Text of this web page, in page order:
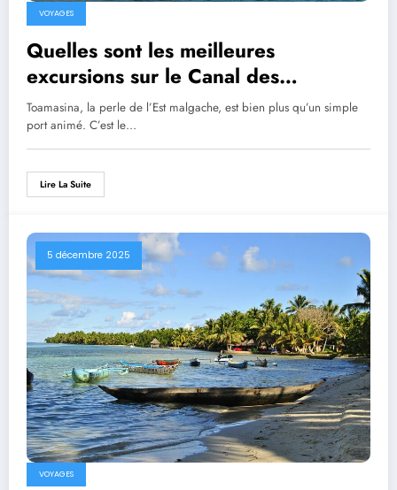
VOYAGES
Quelles sont les meilleures
excursions sur le Canal des
Pangalanes ?
Toamasina, la perle de l’Est malgache, est bien plus qu’un simple
port animé. C’est le…
Lire La Suite
5 décembre 2025
VOYAGES